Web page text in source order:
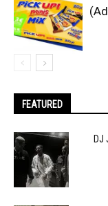
FEATURED
DJ